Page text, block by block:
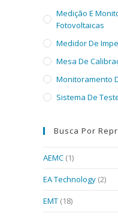
Medição E
Fotovoltaicas
Medidor De
Mesa De
Monitoramento
Sistema De
Busca Por
AEMC (1)
EA Technology (2)
EMT (18)